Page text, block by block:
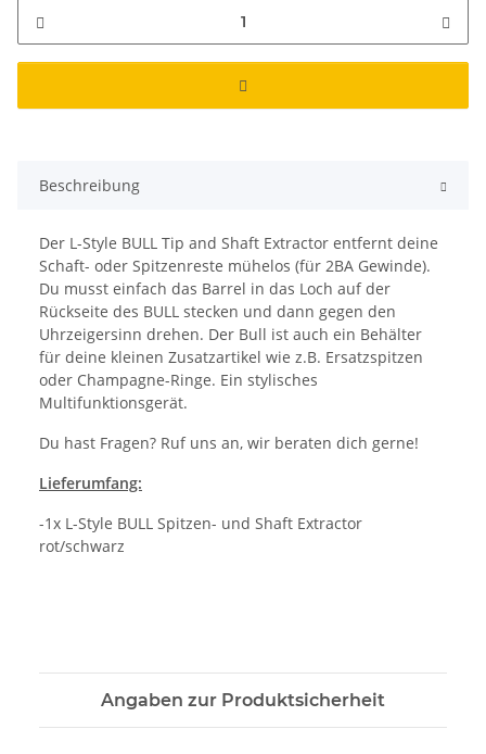
Beschreibung
Der L-Style BULL Tip and Shaft Extractor entfernt deine
Schaft- oder Spitzenreste mühelos (für 2BA Gewinde).
Du musst einfach das Barrel in das Loch auf der
Rückseite des BULL stecken und dann gegen den
Uhrzeigersinn drehen. Der Bull ist auch ein Behälter
für deine kleinen Zusatzartikel wie z.B. Ersatzspitzen
oder Champagne-Ringe. Ein stylisches
Multifunktionsgerät.
Du hast Fragen? Ruf uns an, wir beraten dich gerne!
Lieferumfang:
-1x L-Style BULL Spitzen- und Shaft Extractor
rot/schwarz
Angaben zur Produktsicherheit